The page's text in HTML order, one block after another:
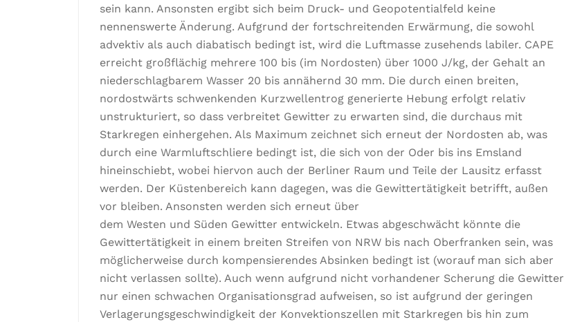
sein kann. Ansonsten ergibt sich beim Druck- und Geopotentialfeld keine
nennenswerte Änderung. Aufgrund der fortschreitenden Erwärmung, die sowohl
advektiv als auch diabatisch bedingt ist, wird die Luftmasse zusehends labiler. CAPE
erreicht großflächig mehrere 100 bis (im Nordosten) über 1000 J/kg, der Gehalt an
niederschlagbarem Wasser 20 bis annähernd 30 mm. Die durch einen breiten,
nordostwärts schwenkenden Kurzwellentrog generierte Hebung erfolgt relativ
unstrukturiert, so dass verbreitet Gewitter zu erwarten sind, die durchaus mit
Starkregen einhergehen. Als Maximum zeichnet sich erneut der Nordosten ab, was
durch eine Warmluftschliere bedingt ist, die sich von der Oder bis ins Emsland
hineinschiebt, wobei hiervon auch der Berliner Raum und Teile der Lausitz erfasst
werden. Der Küstenbereich kann dagegen, was die Gewittertätigkeit betrifft, außen
vor bleiben. Ansonsten werden sich erneut über
dem Westen und Süden Gewitter entwickeln. Etwas abgeschwächt könnte die
Gewittertätigkeit in einem breiten Streifen von NRW bis nach Oberfranken sein, was
möglicherweise durch kompensierendes Absinken bedingt ist (worauf man sich aber
nicht verlassen sollte). Auch wenn aufgrund nicht vorhandener Scherung die Gewitter
nur einen schwachen Organisationsgrad aufweisen, so ist aufgrund der geringen
Verlagerungsgeschwindigkeit der Konvektionszellen mit Starkregen bis hin zum